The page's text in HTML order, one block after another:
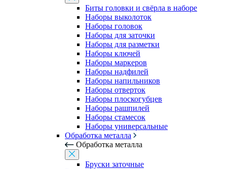
Биты головки и свёрла в наборе
Наборы выколоток
Наборы головок
Наборы для заточки
Наборы для разметки
Наборы ключей
Наборы маркеров
Наборы надфилей
Наборы напильников
Наборы отверток
Наборы плоскогубцев
Наборы рашпилей
Наборы стамесок
Наборы универсальные
Обработка металла
Обработка металла
Бруски заточные